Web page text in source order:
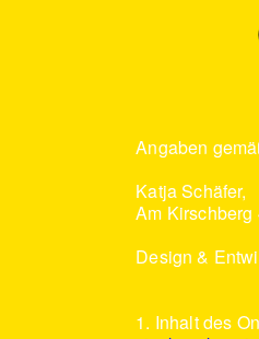
Angaben
Katja Schäfer,
Am
Design &
1. Inhalt des